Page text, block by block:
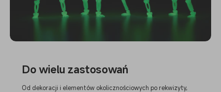
Do wielu zastosowań
Od dekoracji i elementów okolicznościowych po rekwizyty,